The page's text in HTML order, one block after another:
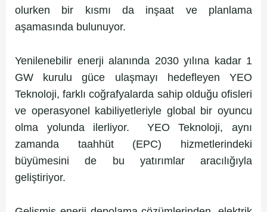
olurken bir kısmı da inşaat ve planlama
aşamasında bulunuyor.
Yenilenebilir enerji alanında 2030 yılına kadar 1
GW kurulu güce ulaşmayı hedefleyen YEO
Teknoloji, farklı coğrafyalarda sahip olduğu ofisleri
ve operasyonel kabiliyetleriyle global bir oyuncu
olma yolunda ilerliyor. YEO Teknoloji, aynı
zamanda taahhüt (EPC) hizmetlerindeki
büyümesini de bu yatırımlar aracılığıyla
geliştiriyor.